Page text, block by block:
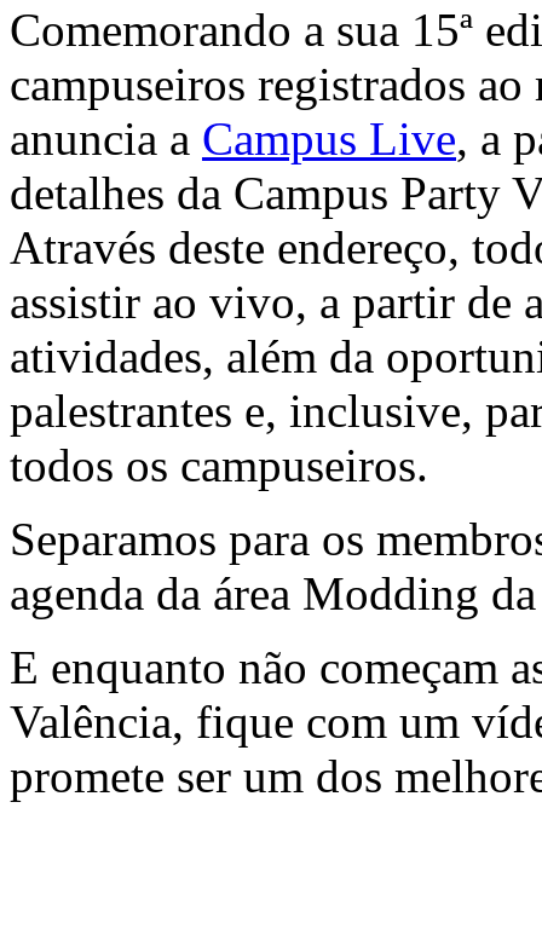
Comemorando a sua 15ª
campuseiros registrados
anuncia a Campus Live, a
detalhes da Campus Party
Através deste endereço,
assistir ao vivo, a partir de
atividades, além da
palestrantes e, inclusive,
todos os campuseiros.
Separamos para os
agenda da área Modding
E enquanto não começam
Valência, fique com um
promete ser um dos